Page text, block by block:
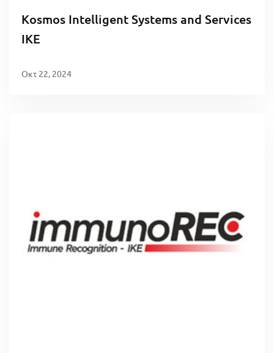
Kosmos Intelligent Systems and Services
IKE
Οκτ 22, 2024